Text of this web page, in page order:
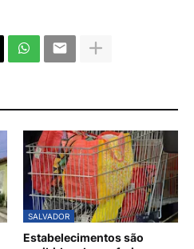
SALVADOR
Estabelecimentos são